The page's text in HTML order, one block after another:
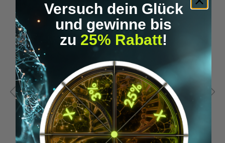
Versuch dein Glück
und gewinne bis
zu 25% Rabatt!